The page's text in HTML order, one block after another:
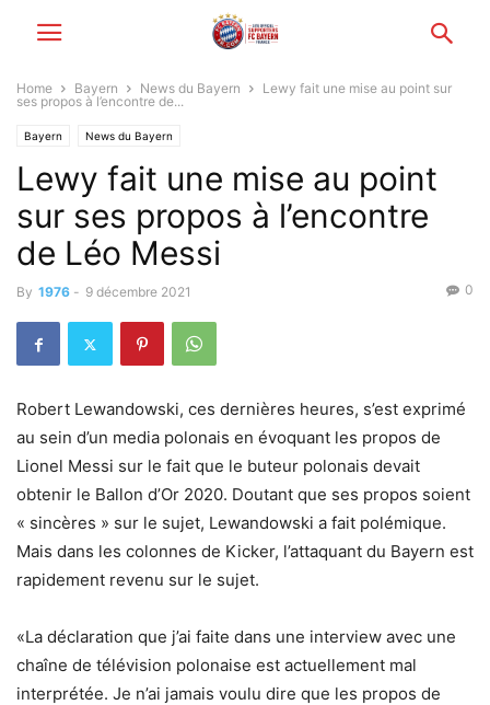
Home Bayern News du Bayern
Lewy fait une mise au point sur
ses propos à l’encontre de...
Bayern News du Bayern
Lewy fait une mise au point
sur ses propos à l’encontre
de Léo Messi
By 1976 - 9 décembre 2021 0
Robert Lewandowski, ces dernières heures, s’est exprimé
au sein d’un media polonais en évoquant les propos de
Lionel Messi sur le fait que le buteur polonais devait
obtenir le Ballon d’Or 2020. Doutant que ses propos soient
« sincères » sur le sujet, Lewandowski a fait polémique.
Mais dans les colonnes de Kicker, l’attaquant du Bayern est
rapidement revenu sur le sujet.
«La déclaration que j’ai faite dans une interview avec une
chaîne de télévision polonaise est actuellement mal
interprétée. Je n’ai jamais voulu dire que les propos de